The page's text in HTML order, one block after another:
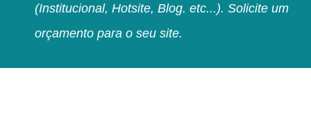
(Institucional, Hotsite, Blog. etc...). Solicite um
orçamento para o seu site.